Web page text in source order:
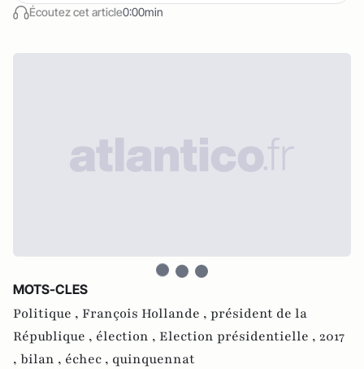
Écoutez cet article0:00min
MOTS-CLES
Politique , François Hollande , président de la
République , élection , Election présidentielle , 2017
, bilan , échec , quinquennat